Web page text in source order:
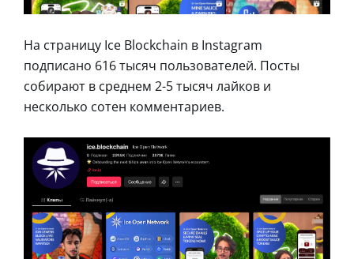
На страницу Ice Blockchain в Instagram
подписано 616 тысяч пользователей. Посты
собирают в среднем 2-5 тысяч лайков и
несколько сотен комментариев.